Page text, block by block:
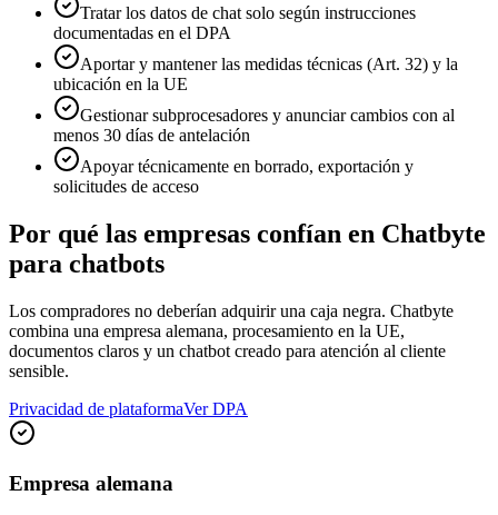
Tratar los datos de chat solo según instrucciones
documentadas en el DPA
Aportar y mantener las medidas técnicas (Art. 32) y la
ubicación en la UE
Gestionar subprocesadores y anunciar cambios con al
menos 30 días de antelación
Apoyar técnicamente en borrado, exportación y
solicitudes de acceso
Por qué las empresas confían en Chatbyte
para chatbots
Los compradores no deberían adquirir una caja negra. Chatbyte
combina una empresa alemana, procesamiento en la UE,
documentos claros y un chatbot creado para atención al cliente
sensible.
Privacidad de plataformaVer DPA
Empresa alemana